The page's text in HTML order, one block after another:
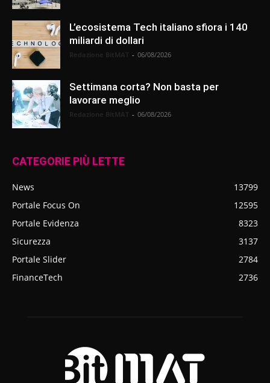
L’ecosistema Tech italiano sfiora i 140
miliardi di dollari
- 06/08/2026
Settimana corta? Non basta per
lavorare meglio
- 06/08/2026
CATEGORIE PIÙ LETTE
News
13799
Portale Focus On
12595
Portale Evidenza
8323
Sicurezza
3137
Portale Slider
2784
FinanceTech
2736